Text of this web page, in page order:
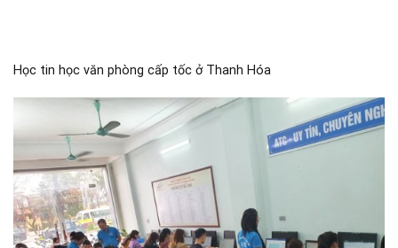
Học tin học văn phòng cấp tốc ở Thanh Hóa